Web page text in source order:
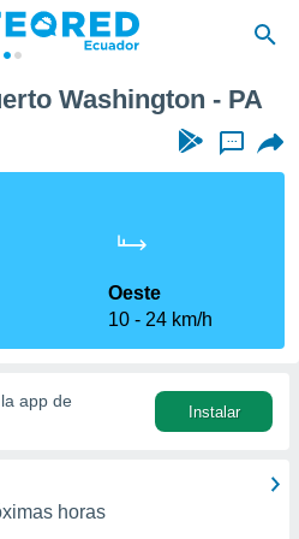
Washington - PA
...
Oeste
10
24 km/h
la app de
Instalar
horas